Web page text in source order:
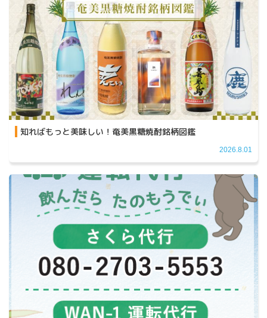
知ればもっと美味しい！奄美黒糖焼酎銘柄図鑑
2026.8.01